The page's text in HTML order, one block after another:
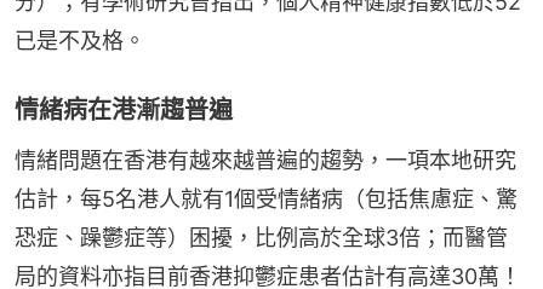
已是不及格。
情緒病在港漸趨普遍
情緒問題在香港有越來越普遍的趨勢，一項本地研究
估計，每5名港人就有1個受情緒病（包括焦慮症、驚
恐症、躁鬱症等）困擾，比例高於全球3倍；而醫管
局的資料亦指目前香港抑鬱症患者估計有高達30萬！